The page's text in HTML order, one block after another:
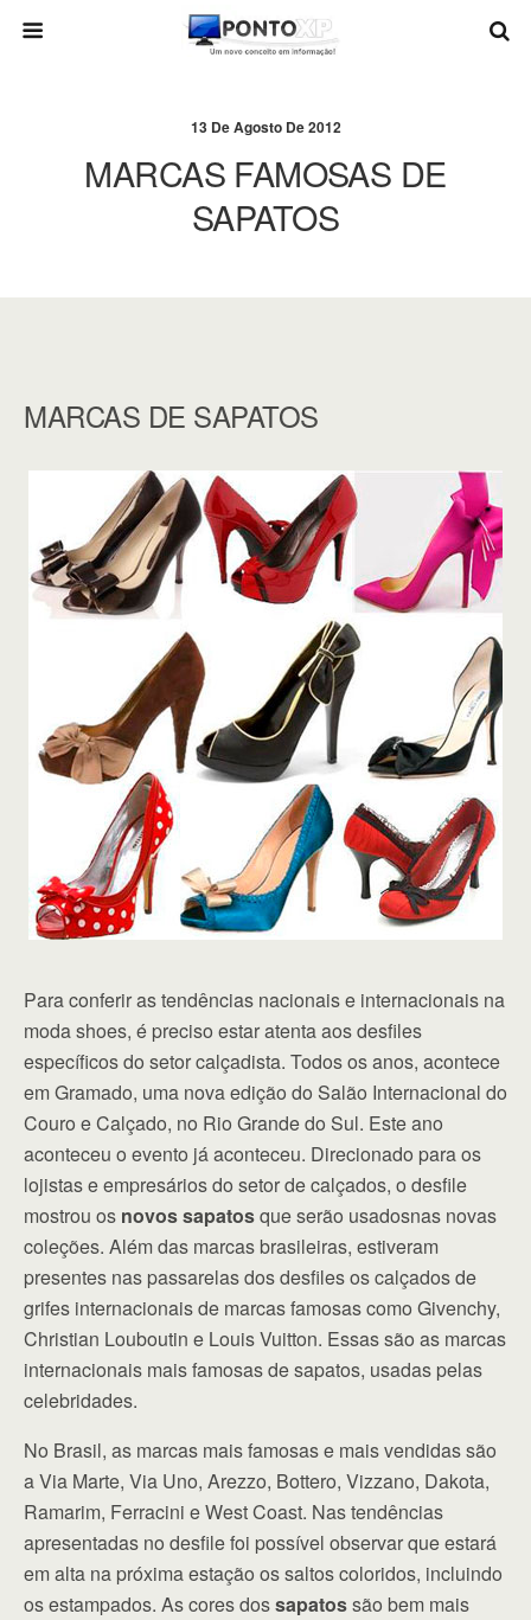
13 De Agosto De 2012
MARCAS FAMOSAS DE
SAPATOS
MARCAS DE SAPATOS
Para conferir as tendências nacionais e internacionais na
moda shoes, é preciso estar atenta aos desfiles
específicos do setor calçadista. Todos os anos, acontece
em Gramado, uma nova edição do Salão Internacional do
Couro e Calçado, no Rio Grande do Sul. Este ano
aconteceu o evento já aconteceu. Direcionado para os
lojistas e empresários do setor de calçados, o desfile
mostrou os novos sapatosque serão usadosnas novas
coleções. Além das marcas brasileiras, estiveram
presentes nas passarelas dos desfiles os calçados de
grifes internacionais de marcas famosas como Givenchy,
Christian Louboutin e Louis Vuitton. Essas são as marcas
internacionais mais famosas de sapatos, usadas pelas
celebridades.
No Brasil, as marcas mais famosas e mais vendidas são
a Via Marte, Via Uno, Arezzo, Bottero, Vizzano, Dakota,
Ramarim, Ferracini e West Coast. Nas tendências
apresentadas no desfile foi possível observar que estará
em alta na próxima estação os saltos coloridos, incluindo
os estampados. As cores dossapatossão bem mais